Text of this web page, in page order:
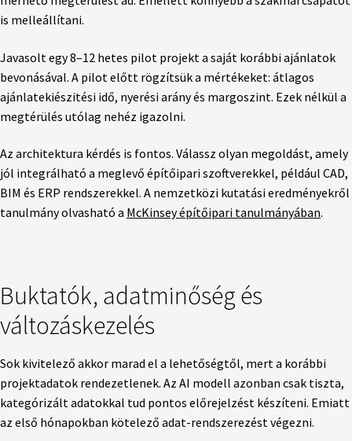
is melleállítani.
Javasolt egy 8–12 hetes pilot projekt a saját korábbi ajánlatok
bevonásával. A pilot előtt rögzítsük a mértékeket: átlagos
ajánlatekiészitési idő, nyerési arány és margoszint. Ezek nélkül a
megtérülés utólag nehéz igazolni.
Az architektura kérdés is fontos. Válassz olyan megoldást, amely
jól integrálható a meglevő építőipari szoftverekkel, például CAD,
BIM és ERP rendszerekkel. A nemzetközi kutatási eredményekről
tanulmány olvasható a McKinsey építőipari tanulmányában.
Buktatók, adatminőség és
változáskezelés
Sok kivitelező akkor marad el a lehetőségtől, mert a korábbi
projektadatok rendezetlenek. Az AI modell azonban csak tiszta,
kategórizált adatokkal tud pontos előrejelzést készíteni. Emiatt
az első hónapokban kötelező adat-rendszerezést végezni.